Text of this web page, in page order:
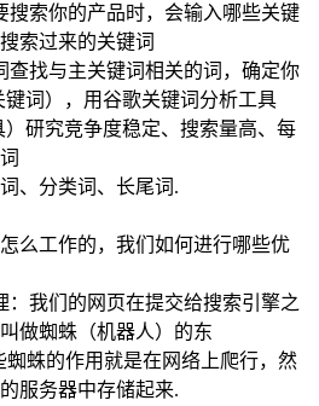
搜索你的产品时，会输入哪些关键
索过来的关键词
查找与主关键词相关的词，确定你
词），用谷歌关键词分析工具
）研究竞争度稳定、搜索量高、每
、分类词、长尾词.
么工作的，我们如何进行哪些优
：我们的网页在提交给搜索引擎之
做蜘蛛（机器人）的东
蜘蛛的作用就是在网络上爬行，然
服务器中存储起来.